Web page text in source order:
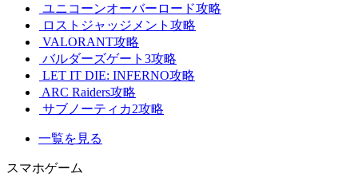
ユニコーンオーバーロード攻略
ロストジャッジメント攻略
VALORANT攻略
バルダーズゲート3攻略
LET IT DIE: INFERNO攻略
ARC Raiders攻略
サブノーティカ2攻略
一覧を見る
スマホゲーム